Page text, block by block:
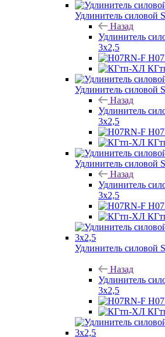
Удлинитель силовой
Назад
Удлинитель
3х2,5
Удлинитель силовой
Назад
Удлинитель
3х2,5
Удлинитель силовой
Назад
Удлинитель
3х2,5
Удлинитель силовой
Назад
Удлинитель
3х2,5